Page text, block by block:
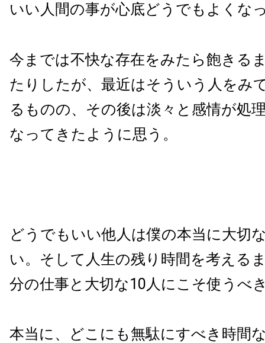
いい人間の事が心底どうでもよくな
今までは不快な存在をみたら飽きる
たりしたが、最近はそういう人をみ
るものの、その後は淡々と感情が処
なってきたように思う。
どうでもいい他人は僕の本当に大切
い。そして人生の残り時間を考える
分の仕事と大切な10人にこそ使うべ
本当に、どこにも無駄にすべき時間